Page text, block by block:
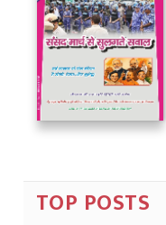
TOP POSTS